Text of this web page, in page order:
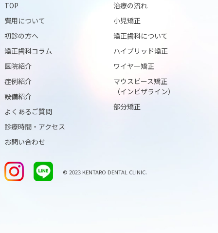
TOP
費用について
初診の方へ
矯正歯科コラム
医院紹介
症例紹介
設備紹介
よくあるご質問
診療時間・アクセス
お問い合わせ
治療の流れ
小児矯正
矯正歯科について
ハイブリッド矯正
ワイヤー矯正
マウスピース矯正
（インビザライン）
部分矯正
© 2023 KENTARO DENTAL CLINIC.